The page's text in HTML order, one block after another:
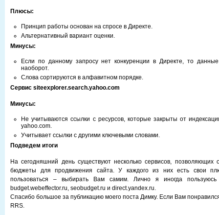
Плюсы:
Принцип работы основан на спросе в Директе.
Альтернативный вариант оценки.
Минусы:
Если по данному запросу нет конкуренции в Директе, то
наоборот.
Слова сортируются в алфавитном порядке.
Сервис siteexplorer.search.yahoo.com
Минусы:
Не учитываются ссылки с ресурсов, которые закрыты от
yahoo.com.
Учитывает ссылки с другими ключевыми словами.
Подведем итоги
На сегодняшний день существуют несколько сервисов, позволяющих
бюджеты для продвижения сайта. У каждого из них есть свои
пользоваться – выбирать Вам самим. Лично я иногда пользуюсь
budget.webeffector.ru, seobudget.ru и direct.yandex.ru.
Спасибо большое за публикацию моего поста Димку. Если Вам
RRS.